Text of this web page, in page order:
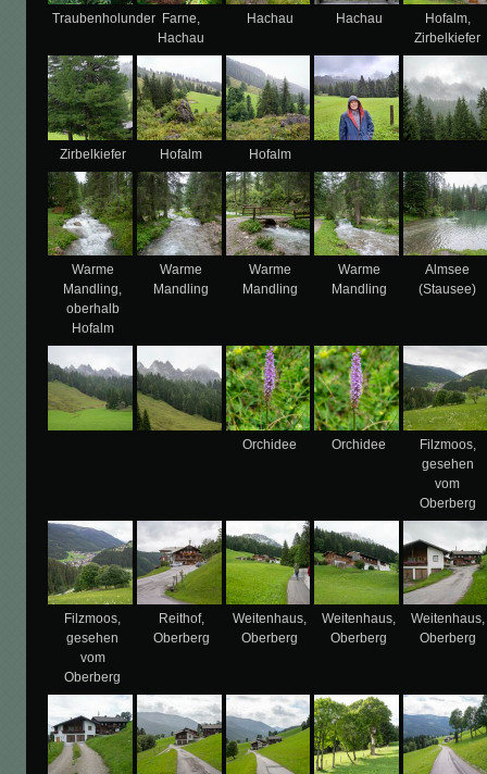
Traubenholunder Farne,
Hachau
Hachau Hachau
Hofalm,
Zirbelkiefer
Zirbelkiefer Hofalm Hofalm
Warme
Mandling,
oberhalb
Hofalm
Warme
Mandling
Warme
Mandling
Warme
Mandling
Almsee
(Stausee)
Orchidee Orchidee
Filzmoos,
gesehen
vom
Oberberg
Filzmoos,
gesehen
vom
Oberberg
Reithof,
Oberberg
Weitenhaus,
Oberberg
Weitenhaus,
Oberberg
Weitenhaus,
Oberberg